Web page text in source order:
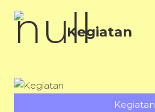
Kegiatan
Kegiatan